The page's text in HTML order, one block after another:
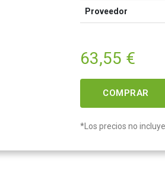
Proveedor
63,55 €
COMPRAR
*Los precios no